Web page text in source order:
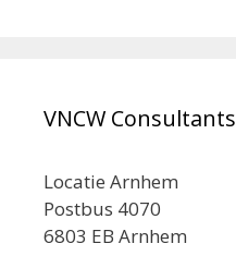
VNCW Consultants
Locatie Arnhem
Postbus 4070
6803 EB Arnhem